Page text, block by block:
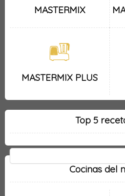
MASTERMIX
MASTERMIX PLUS
Top 5
Cocinas del